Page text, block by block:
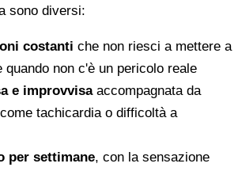
sono diversi:
costanti che non riesci a mettere a
quando non c'è un pericolo reale
e improvvisaaccompagnata da
tachicardia o difficoltà a
per settimane, con la sensazione